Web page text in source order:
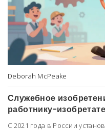
Deborah McPeake
Служебное
работнику-
С 2021 года в России